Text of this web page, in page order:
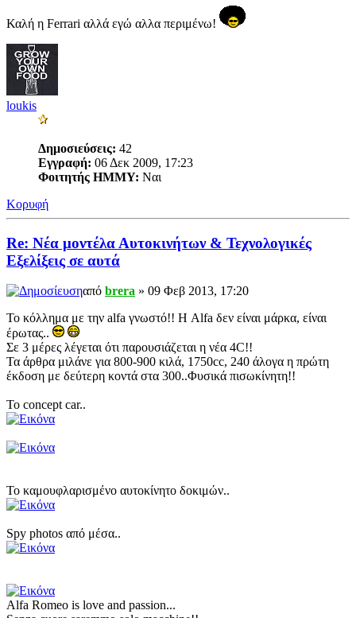
Καλή η Ferrari αλλά εγώ αλλα περιμένω!
loukis
Δημοσιεύσεις: 42
Εγγραφή: 06 Δεκ 2009, 17:23
Φοιτητής ΗΜΜΥ: Ναι
Κορυφή
Re: Νέα μοντέλα Αυτοκινήτων & Τεχνολογικές
Εξελίξεις σε αυτά
από brera » 09 Φεβ 2013, 17:20
To κόλλημα με την alfa γνωστό!! Η Alfa δεν είναι μάρκα, είναι
έρωτας..
Σε 3 μέρες λέγεται ότι παρουσιάζεται η νέα 4C!!
Τα άρθρα μιλάνε για 800-900 κιλά, 1750cc, 240 άλογα η πρώτη
έκδοση με δεύτερη κοντά στα 300..Φυσικά πισωκίνητη!!
Το concept car..
To καμουφλαρισμένο αυτοκίνητο δοκιμών..
Spy photos από μέσα..
Alfa Romeo is love and passion...